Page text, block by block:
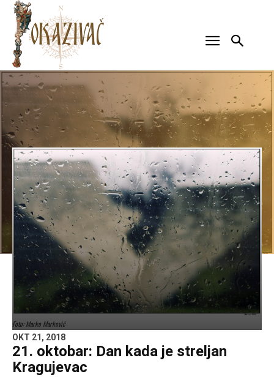
Foto: Marko Marković
OKT 21, 2018
21. oktobar: Dan kada je streljan
Kragujevac